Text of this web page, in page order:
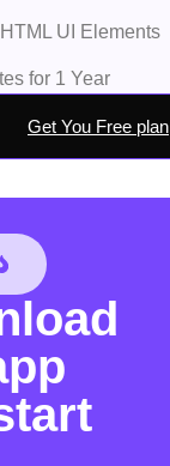
UI Elements
for 1 Year
Get You Free plan